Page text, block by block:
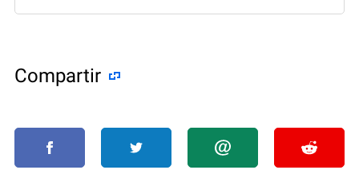
Compartir